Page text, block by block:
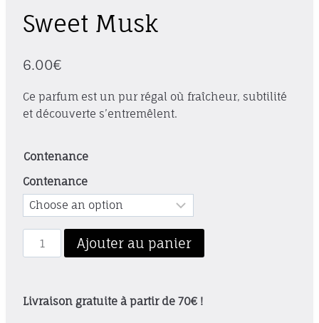
Sweet Musk
6.00€
Ce parfum est un pur régal où fraîcheur, subtilité
et découverte s’entremêlent.
Contenance
Contenance
quantité
de
Ajouter au panier
Livraison gratuite à partir de 70€ !